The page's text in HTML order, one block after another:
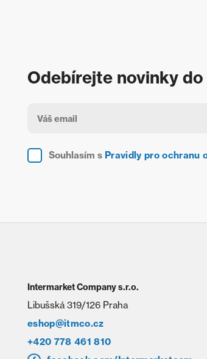
Odebírejte novinky do
Souhlasím s Pravidly pro ochranu
Intermarket Company s.r.o.
Libušská 319/126 Praha
eshop@itmco.cz
+420 778 461 810